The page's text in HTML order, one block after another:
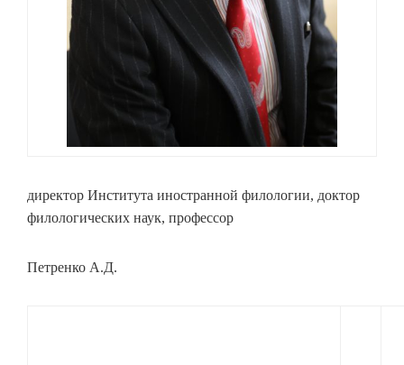
директор Института иностранной филологии, доктор
филологических наук, профессор
Петренко А.Д.